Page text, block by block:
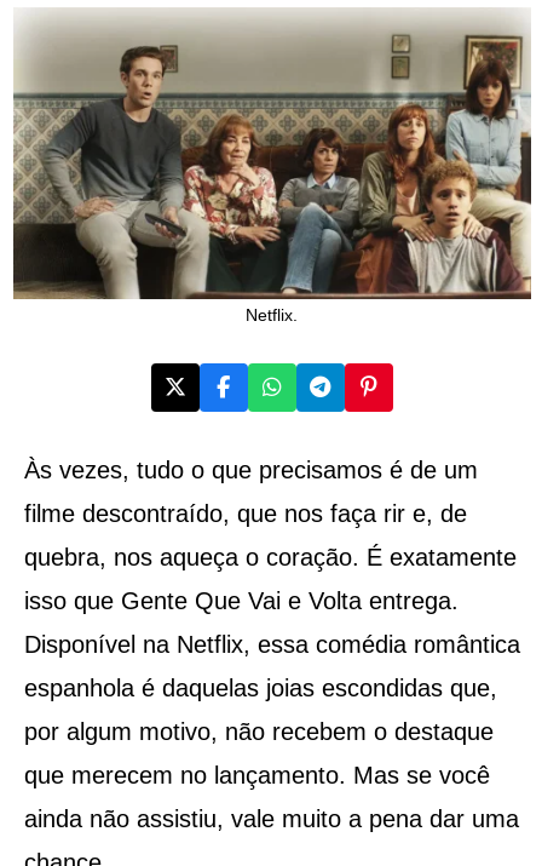
Netflix.
Às vezes, tudo o que precisamos é de um
filme descontraído, que nos faça rir e, de
quebra, nos aqueça o coração. É exatamente
isso que Gente Que Vai e Volta entrega.
Disponível na Netflix, essa comédia romântica
espanhola é daquelas joias escondidas que,
por algum motivo, não recebem o destaque
que merecem no lançamento. Mas se você
ainda não assistiu, vale muito a pena dar uma